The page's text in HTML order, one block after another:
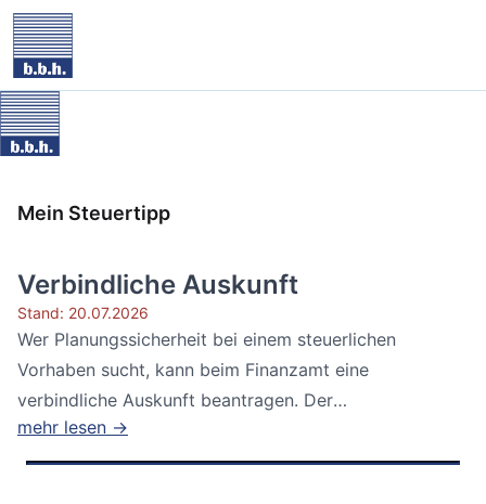
Mein Steuertipp
Verbindliche Auskunft
Stand: 20.07.2026
Wer Planungssicherheit bei einem steuerlichen
Vorhaben sucht, kann beim Finanzamt eine
verbindliche Auskunft beantragen. Der
Bundesfinanzhof...
mehr lesen →